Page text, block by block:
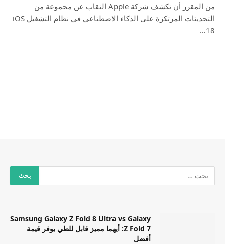
من المقرر أن تكشف شركة Apple النقاب عن مجموعة من
التحديثات المرتكزة على الذكاء الاصطناعي في نظام التشغيل iOS
18…
Samsung Galaxy Z Fold 8 Ultra vs Galaxy
Z Fold 7: أيهما مميز قابل للطي يوفر قيمة
أفضل